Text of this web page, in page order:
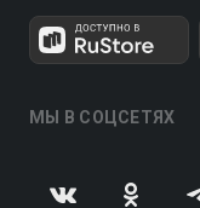
МЫ В СОЦСЕТЯХ